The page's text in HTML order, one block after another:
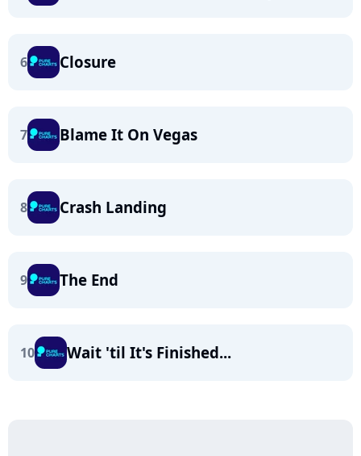
6 Closure
7 Blame It On Vegas
8 Crash Landing
9 The End
10 Wait 'til It's Finished...